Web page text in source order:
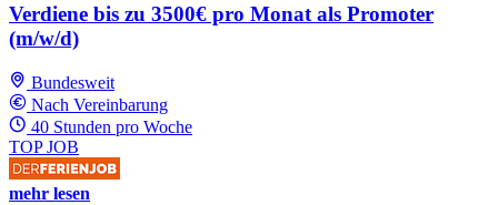
Verdiene bis zu 3500€ pro Monat als Promoter
(m/w/d)
Bundesweit
Nach Vereinbarung
40 Stunden pro Woche
TOP JOB
mehr lesen